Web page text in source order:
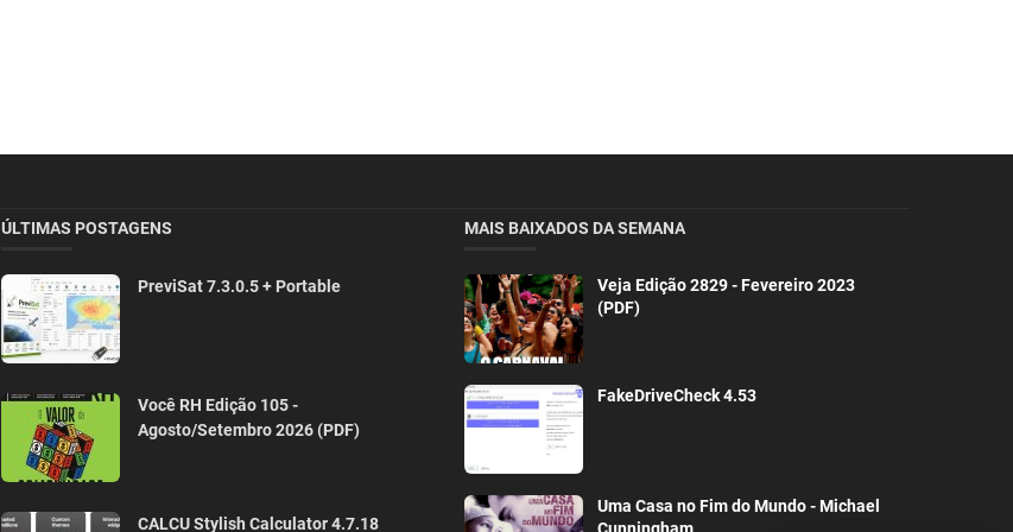
ÚLTIMAS POSTAGENS
PreviSat 7.3.0.5 + Portable
Você RH Edição 105 -
Agosto/Setembro 2026 (PDF)
CALCU Stylish Calculator 4.7.18
MAIS BAIXADOS DA SEMANA
Veja Edição 2829 - Fevereiro 2023
(PDF)
FakeDriveCheck 4.53
Uma Casa no Fim do Mundo - Michael